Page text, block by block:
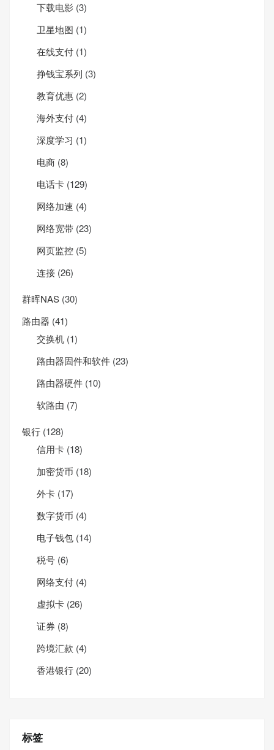
下载电影 (3)
卫星地图 (1)
在线支付 (1)
挣钱宝系列 (3)
教育优惠 (2)
海外支付 (4)
深度学习 (1)
电商 (8)
电话卡 (129)
网络加速 (4)
网络宽带 (23)
网页监控 (5)
连接 (26)
群晖NAS (30)
路由器 (41)
交换机 (1)
路由器固件和软件 (23)
路由器硬件 (10)
软路由 (7)
银行 (128)
信用卡 (18)
加密货币 (18)
外卡 (17)
数字货币 (4)
电子钱包 (14)
税号 (6)
网络支付 (4)
虚拟卡 (26)
证券 (8)
跨境汇款 (4)
香港银行 (20)
标签